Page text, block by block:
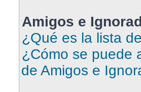
Amigos e
¿Qué es la lista
¿Cómo se puede
de Amigos e